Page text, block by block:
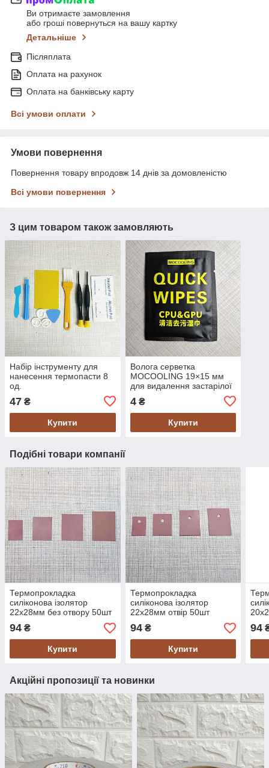
Ви отримаєте замовлення
або гроші повернуться на вашу картку
Детальніше
Післяплата
Оплата на рахунок
Оплата на банківську карту
Всі умови оплати
Умови повернення
Повернення товару впродовж 14 днів за домовленістю
Всі умови повернення
З цим товаром також замовляють
Набір інструменту для
нанесення термопасти 8
од.
47 ₴
Купити
Волога серветка
MOCOOLING 19×15 мм
для видалення застарілої
4₴
Купити
Подібні товари компанії
Термопрокладка
силіконова ізолятор
22х28мм без отвору 50шт
94 ₴
Купити
Термопрокладка
силіконова ізолятор
22х28мм отвір 50шт
94₴
Купити
94
Акційні пропозиції та новинки